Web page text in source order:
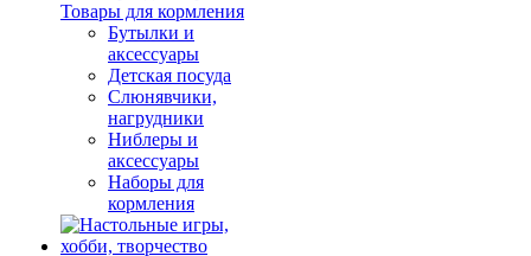
Товары для кормления
Бутылки и
аксессуары
Детская посуда
Слюнявчики,
нагрудники
Ниблеры и
аксессуары
Наборы для
кормления